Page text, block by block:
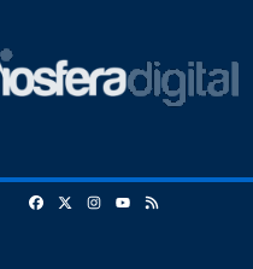
FacebookInstagram